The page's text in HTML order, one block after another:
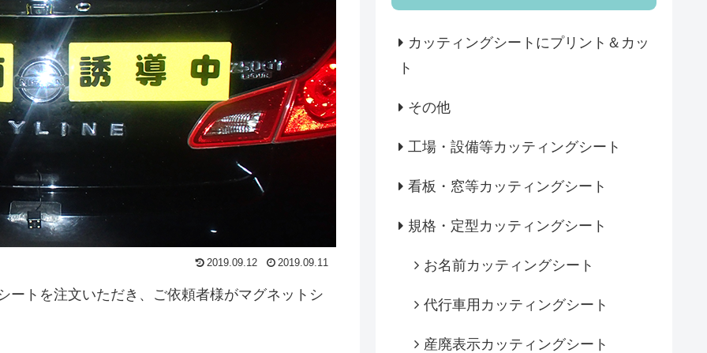
2019.09.12 2019.09.11
ートを注文いただき、ご依頼者様がマグネットシ
カッティングシートにプリント＆カッ
ト
その他
工場・設備等カッティングシート
看板・窓等カッティングシート
規格・定型カッティングシート
お名前カッティングシート
代行車用カッティングシート
産廃表示カッティングシート